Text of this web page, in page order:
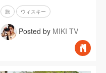
旅 ウィスキー
Posted by MIKI TV